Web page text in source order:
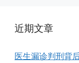
近期文章
医生漏诊判刑背